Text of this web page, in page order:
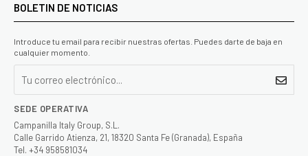
BOLETIN DE NOTICIAS
Introduce tu email para recibir nuestras ofertas. Puedes darte de baja en
cualquier momento.
SEDE OPERATIVA
Campanilla Italy Group, S.L.
Calle Garrido Atienza, 21, 18320 Santa Fe (Granada), España
Tel. +34 958581034